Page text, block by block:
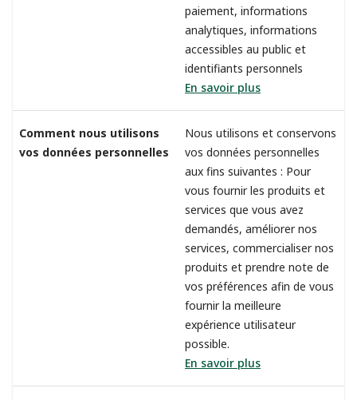
paiement, informations
analytiques, informations
accessibles au public et
identifiants personnels
En savoir plus
Comment nous utilisons
vos données personnelles
Nous utilisons et conservons
vos données personnelles
aux fins suivantes : Pour
vous fournir les produits et
services que vous avez
demandés, améliorer nos
services, commercialiser nos
produits et prendre note de
vos préférences afin de vous
fournir la meilleure
expérience utilisateur
possible.
En savoir plus